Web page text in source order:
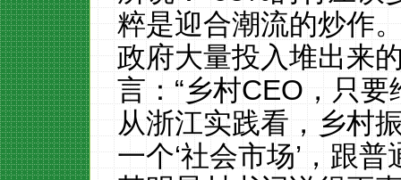
粹是迎合潮流的炒作
政府大量投入堆出来
言：“乡村CEO，只
从浙江实践看，乡村
一个‘社会市场’，跟